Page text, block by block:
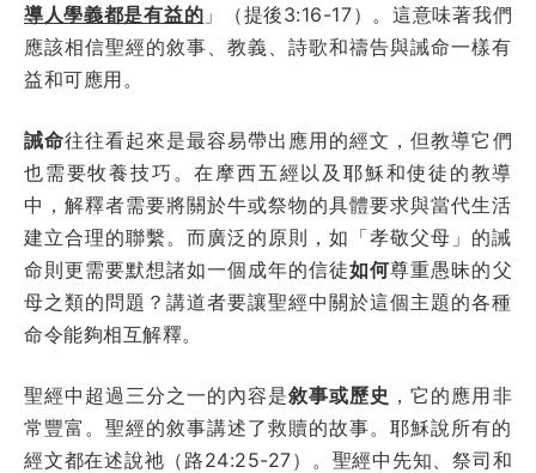
導人學義都是有益的 」（提後3:16-17）。這意味著我們
應該相信聖經的敘事、教義、詩歌和禱告與誡命一樣有
益和可應用。
誡命往往看起來是最容易帶出應用的經文，但教導它們
也需要牧養技巧。在摩西五經以及耶穌和使徒的教導
中，解釋者需要將關於牛或祭物的具體要求與當代生活
建立合理的聯繫。而廣泛的原則，如「孝敬父母」的誡
命則更需要默想諸如一個成年的信徒如何尊重愚昧的父
母之類的問題？講道者要讓聖經中關於這個主題的各種
命令能夠相互解釋。
聖經中超過三分之一的內容是敘事或歷史 ，它的應用非
常豐富。聖經的敘事講述了救贖的故事。耶穌說所有的
經文都在述說祂（路24:25-27）。聖經中先知、祭司和